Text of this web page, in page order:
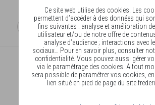
Ce site web utilise des cookies. Les
permettent d’accéder à des données qui
fins suivantes : analyse et amélioration de
utilisateur et/ou de notre offre de
analyse d’audience ; interactions avec
sociaux… Pour en savoir plus, consulter
confidentialité. Vous pouvez aussi gérer
via le paramétrage des cookies. A tout
sera possible de paramétrer vos cookies,
lien situé en pied de page du site
DIAGNOSTIC
PEAU
DEVENIR
DISTRIBUTEUR